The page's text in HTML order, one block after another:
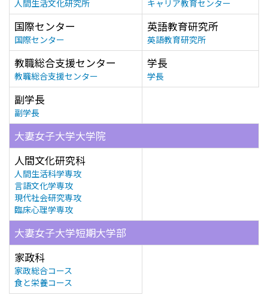
人間生活文化研究所 キャリア教育センター
国際センター
国際センター
英語教育研究所
英語教育研究所
教職総合支援センター
教職総合支援センター
学長
学長
副学長
副学長
大妻女子大学大学院
人間文化研究科
人間生活科学専攻
言語文化学専攻
現代社会研究専攻
臨床心理学専攻
大妻女子大学短期大学部
家政科
家政総合コース
食と栄養コース